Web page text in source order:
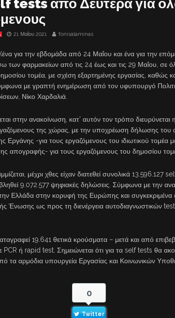
tests από Δευτέρα για
21 Μαΐου 2021 fonisalaminas
για την εβδομάδα από 24 Μαΐου και ένα για την
των φαρμακείων από τις 24 έως και τις 29 Μαΐου, σε
τομέα, με σχέση εξαρτημένης εργασίας, καθώς
με γραπτή ενημέρωση από τον υφυπουργό
Νίκο Χαρδαλιά.
στην ανακοίνωση, κατ’ αυτόν τον τρόπο
της χώρας, με την υποχρέωση δήλωσης του
Εργάνης -για τους εργαζόμενους του ιδιωτικού τομέα
απογραφής- για τους εργαζόμενους του δημοσίου
μέχρι χθες είχαν διατεθεί συνολικά 13.596.127
9.072.577 ψηφιακές δηλώσεις. Σύμφωνα με την
Ελλάδα στην κορυφή της Ευρώπης και
Ένωσης ως προς τη διενέργεια αυτοδιαγνωστικών
19.641 θετικά κρούσματα – μετά και από
ή rapid test. Σημειώνεται ότι για τα self tests θα
τα αρμόδια υπουργεία Εργασίας και Κοινωνικών
0
Twitter